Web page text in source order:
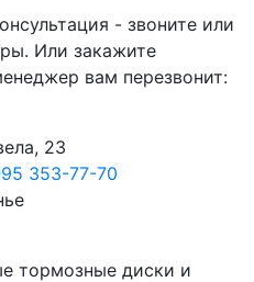
- звоните или
Или закажите
вам перезвонит:
23
353-77-70
тормозные диски и